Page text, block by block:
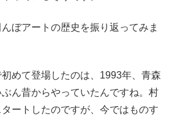
ぼアートの歴史を振り返ってみま
めて登場したのは、1993年、青森
ん昔からやっていたんですね。村
ートしたのですが、今ではものす